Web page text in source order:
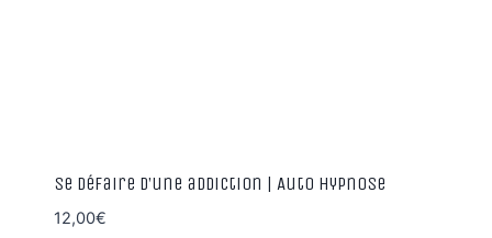
Se défaire d’une addiction | Auto Hypnose
12,00€